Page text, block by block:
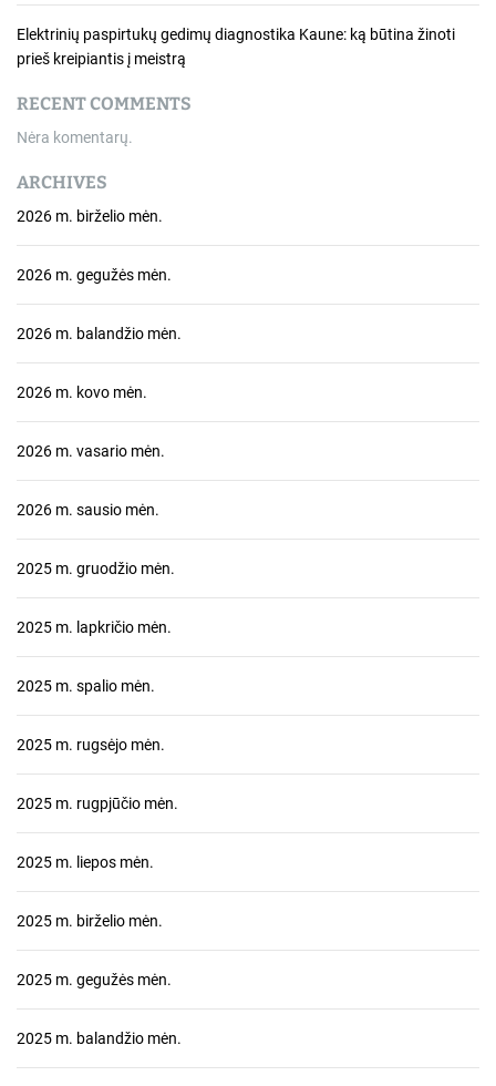
Elektrinių paspirtukų gedimų diagnostika Kaune: ką būtina žinoti
prieš kreipiantis į meistrą
RECENT COMMENTS
Nėra komentarų.
ARCHIVES
2026 m. birželio mėn.
2026 m. gegužės mėn.
2026 m. balandžio mėn.
2026 m. kovo mėn.
2026 m. vasario mėn.
2026 m. sausio mėn.
2025 m. gruodžio mėn.
2025 m. lapkričio mėn.
2025 m. spalio mėn.
2025 m. rugsėjo mėn.
2025 m. rugpjūčio mėn.
2025 m. liepos mėn.
2025 m. birželio mėn.
2025 m. gegužės mėn.
2025 m. balandžio mėn.